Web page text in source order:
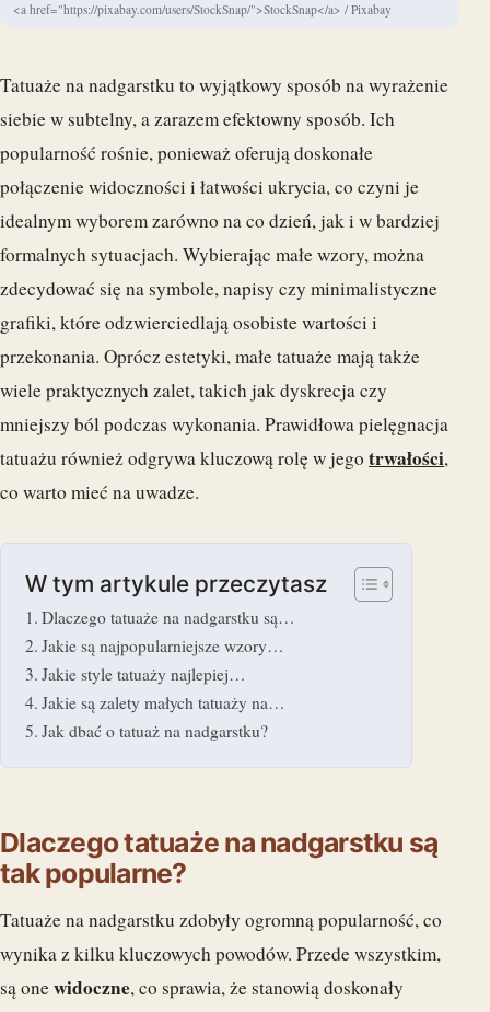
<a href="https://pixabay.com/users/StockSnap/">StockSnap</a> / Pixabay
Tatuaże na nadgarstku to wyjątkowy sposób na wyrażenie
siebie w subtelny, a zarazem efektowny sposób. Ich
popularność rośnie, ponieważ oferują doskonałe
połączenie widoczności i łatwości ukrycia, co czyni je
idealnym wyborem zarówno na co dzień, jak i w bardziej
formalnych sytuacjach. Wybierając małe wzory, można
zdecydować się na symbole, napisy czy minimalistyczne
grafiki, które odzwierciedlają osobiste wartości i
przekonania. Oprócz estetyki, małe tatuaże mają także
wiele praktycznych zalet, takich jak dyskrecja czy
mniejszy ból podczas wykonania. Prawidłowa pielęgnacja
tatuażu również odgrywa kluczową rolę w jego trwałości,
co warto mieć na uwadze.
W tym artykule przeczytasz
Dlaczego tatuaże na nadgarstku są…
Jakie są najpopularniejsze wzory…
Jakie style tatuaży najlepiej…
Jakie są zalety małych tatuaży na…
Jak dbać o tatuaż na nadgarstku?
Dlaczego tatuaże na nadgarstku są
tak popularne?
Tatuaże na nadgarstku zdobyły ogromną popularność, co
wynika z kilku kluczowych powodów. Przede wszystkim,
są onewidoczne, co sprawia, że stanowią doskonały